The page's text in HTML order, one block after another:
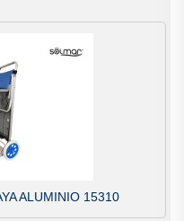
ALUMINIO 15310